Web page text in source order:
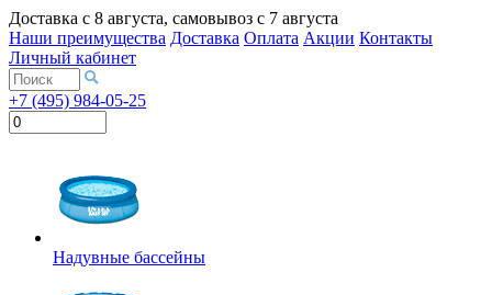
Доставка с 8 августа, самовывоз с 7 августа
Наши преимущества Доставка Оплата Акции Контакты
Личный кабинет
+7 (495) 984-05-25
Надувные бассейны